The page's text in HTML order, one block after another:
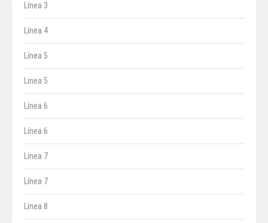
Línea 3
Línea 4
Línea 5
Linea 5
Línea 6
Línea 6
Línea 7
Línea 7
Línea 8